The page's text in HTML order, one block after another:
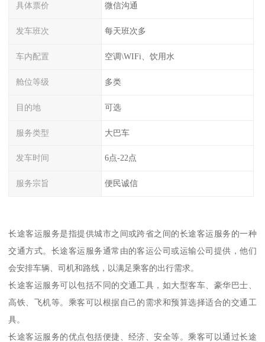
具体票价 微信沟通
发车班次 每天班次多
车内配置 空调\WIFi、饮用水
舱位等级 多类
目的地 可选
服务类型 大巴车
发车时间 6点-22点
服务宗旨 便民诚信
长途客运服务是指提供城市之间或跨省之间的长途客运服务的一种
交通方式。长途客运服务通常由的客运公司或运输公司提供，他们
会安排车辆、司机和路线，以满足乘客的出行需求。
长途客运服务可以包括不同的交通工具，如大型客车、豪华巴士、
高铁、飞机等。乘客可以根据自己的需求和预算选择适合的交通工
具。
长途客运服务的优点包括便捷、经济、安全等。乘客可以通过长途